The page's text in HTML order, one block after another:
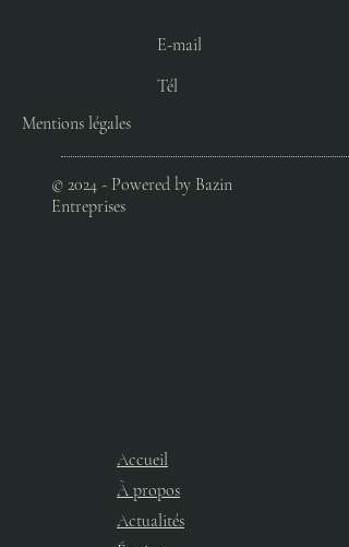
E-mail
Tél
Mentions légales
© 2024 - Powered by Bazin
Entreprises
Accueil
À propos
Actualités